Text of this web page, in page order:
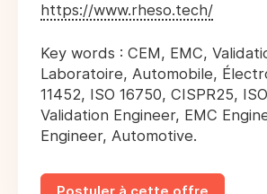
https://www.rheso.tech/
Key words : CEM, EMC,
Laboratoire, Automobile,
11452, ISO 16750, CISPR25,
Validation Engineer, EMC
Engineer, Automotive.